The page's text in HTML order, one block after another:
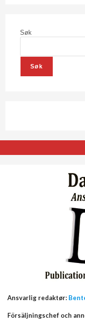
Søk
Søk
Ansvarlig redaktør:
Försäljningschef och